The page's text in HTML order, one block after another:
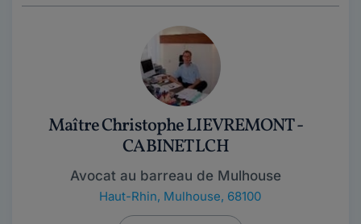
Maître Christophe LIEVREMONT -
CABINET LCH
Avocat au barreau de Mulhouse
Haut-Rhin, Mulhouse, 68100